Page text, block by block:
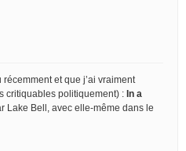
et que j’ai vraiment
critiquables politiquement) : In a
Lake Bell, avec elle-même dans le